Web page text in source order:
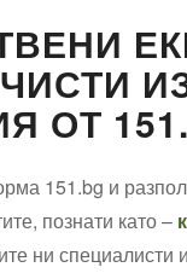
ОТ
151.bg и
познати като –
ни специалисти